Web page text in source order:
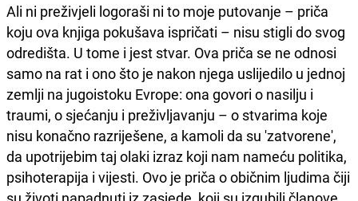
Ali ni preživjeli logoraši ni to moje putovanje – priča
koju ova knjiga pokušava ispričati – nisu stigli do svog
odredišta. U tome i jest stvar. Ova priča se ne odnosi
samo na rat i ono što je nakon njega uslijedilo u jednoj
zemlji na jugoistoku Evrope: ona govori o nasilju i
traumi, o sjećanju i preživljavanju – o stvarima koje
nisu konačno razriješene, a kamoli da su 'zatvorene',
da upotrijebim taj olaki izraz koji nam nameću politika,
psihoterapija i vijesti. Ovo je priča o običnim ljudima čiji